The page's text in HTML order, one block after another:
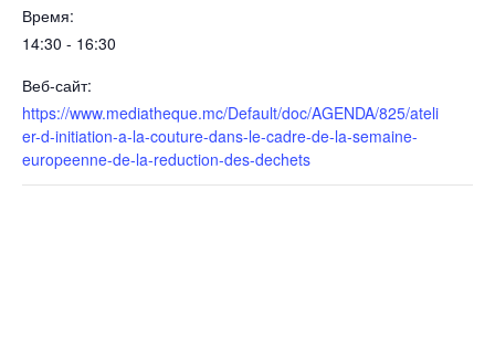
Время:
14:30 - 16:30
Веб-сайт:
https://www.mediatheque.mc/Default/doc/AGENDA/825/ateli
er-d-initiation-a-la-couture-dans-le-cadre-de-la-semaine-
europeenne-de-la-reduction-des-dechets